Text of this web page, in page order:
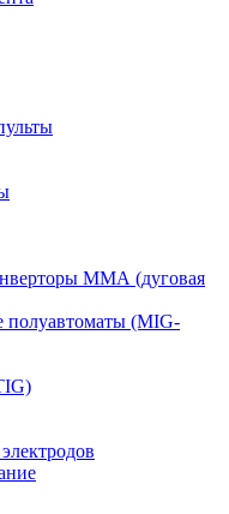
ММА (дуговая
полуавтоматы (MIG-